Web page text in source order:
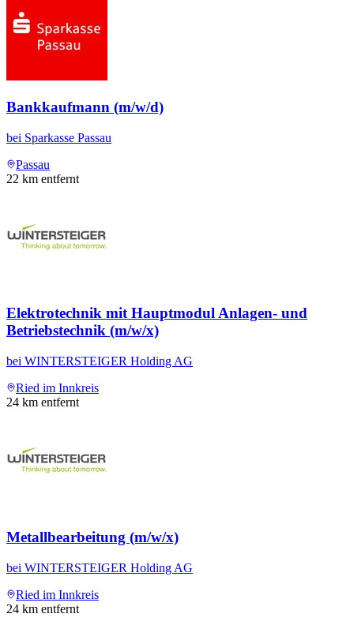
Bankkaufmann (m/w/d)
bei Sparkasse Passau
Passau
22 km entfernt
Elektrotechnik mit Hauptmodul Anlagen- und
Betriebstechnik (m/w/x)
bei WINTERSTEIGER Holding AG
Ried im Innkreis
24 km entfernt
Metallbearbeitung (m/w/x)
bei WINTERSTEIGER Holding AG
Ried im Innkreis
24 km entfernt